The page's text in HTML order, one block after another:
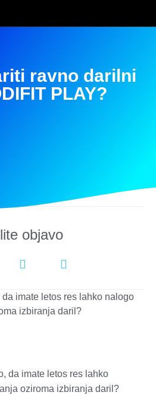
ravno darilni
PLAY?
objavo
imate letos res lahko nalogo
izbiranja daril?
da imate letos res lahko
oziroma izbiranja daril?